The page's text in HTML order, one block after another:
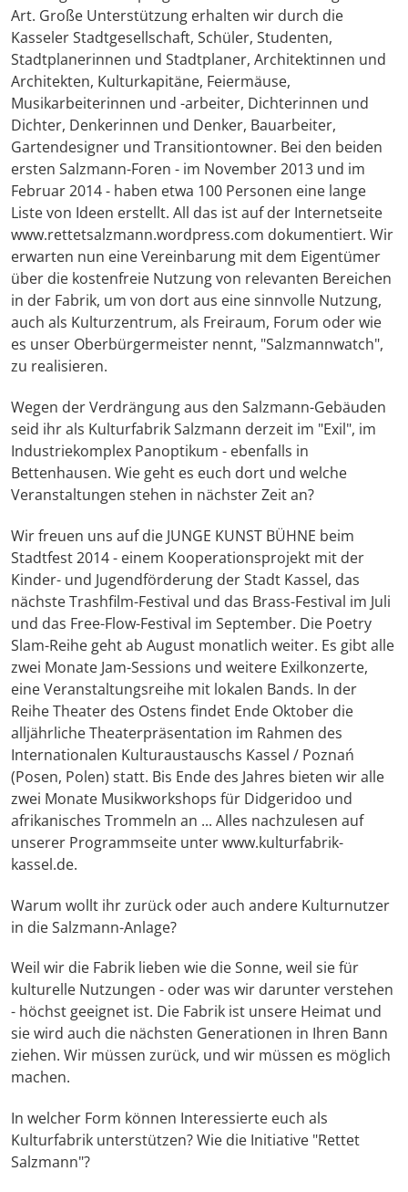
Art. Große Unterstützung erhalten wir durch die
Kasseler Stadtgesellschaft, Schüler, Studenten,
Stadtplanerinnen und Stadtplaner, Architektinnen und
Architekten, Kulturkapitäne, Feiermäuse,
Musikarbeiterinnen und -arbeiter, Dichterinnen und
Dichter, Denkerinnen und Denker, Bauarbeiter,
Gartendesigner und Transitiontowner. Bei den beiden
ersten Salzmann-Foren - im November 2013 und im
Februar 2014 - haben etwa 100 Personen eine lange
Liste von Ideen erstellt. All das ist auf der Internetseite
www.rettetsalzmann.wordpress.com dokumentiert. Wir
erwarten nun eine Vereinbarung mit dem Eigentümer
über die kostenfreie Nutzung von relevanten Bereichen
in der Fabrik, um von dort aus eine sinnvolle Nutzung,
auch als Kulturzentrum, als Freiraum, Forum oder wie
es unser Oberbürgermeister nennt, "Salzmannwatch",
zu realisieren.
Wegen der Verdrängung aus den Salzmann-Gebäuden
seid ihr als Kulturfabrik Salzmann derzeit im "Exil", im
Industriekomplex Panoptikum - ebenfalls in
Bettenhausen. Wie geht es euch dort und welche
Veranstaltungen stehen in nächster Zeit an?
Wir freuen uns auf die JUNGE KUNST BÜHNE beim
Stadtfest 2014 - einem Kooperationsprojekt mit der
Kinder- und Jugendförderung der Stadt Kassel, das
nächste Trashfilm-Festival und das Brass-Festival im Juli
und das Free-Flow-Festival im September. Die Poetry
Slam-Reihe geht ab August monatlich weiter. Es gibt alle
zwei Monate Jam-Sessions und weitere Exilkonzerte,
eine Veranstaltungsreihe mit lokalen Bands. In der
Reihe Theater des Ostens findet Ende Oktober die
alljährliche Theaterpräsentation im Rahmen des
Internationalen Kulturaustauschs Kassel / Poznań
(Posen, Polen) statt. Bis Ende des Jahres bieten wir alle
zwei Monate Musikworkshops für Didgeridoo und
afrikanisches Trommeln an ... Alles nachzulesen auf
unserer Programmseite unter www.kulturfabrik-
kassel.de.
Warum wollt ihr zurück oder auch andere Kulturnutzer
in die Salzmann-Anlage?
Weil wir die Fabrik lieben wie die Sonne, weil sie für
kulturelle Nutzungen - oder was wir darunter verstehen
- höchst geeignet ist. Die Fabrik ist unsere Heimat und
sie wird auch die nächsten Generationen in Ihren Bann
ziehen. Wir müssen zurück, und wir müssen es möglich
machen.
In welcher Form können Interessierte euch als
Kulturfabrik unterstützen? Wie die Initiative "Rettet
Salzmann"?